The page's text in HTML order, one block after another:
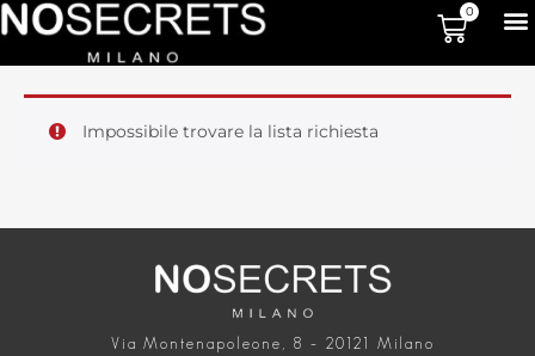
0
Impossibile trovare la lista richiesta
Via Montenapoleone, 8 – 20121 Milano